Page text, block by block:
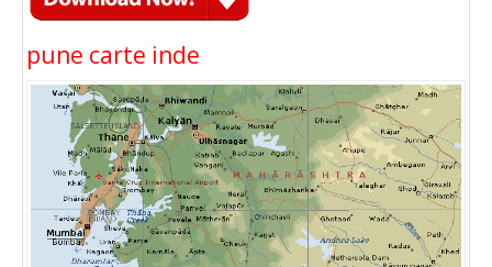
pune carte inde